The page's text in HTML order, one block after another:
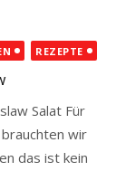
REZEPTE
Salat Für
wir
das ist kein